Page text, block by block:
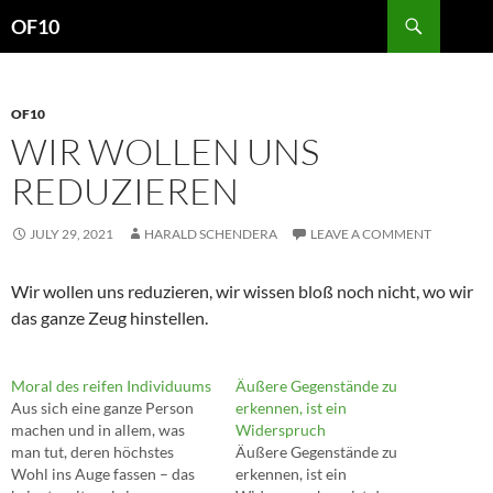
OF10
OF10
WIR WOLLEN UNS
REDUZIEREN
JULY 29, 2021 HARALD SCHENDERA LEAVE A COMMENT
Wir wollen uns reduzieren, wir wissen bloß noch nicht, wo wir
das ganze Zeug hinstellen.
Moral des reifen Individuums
Aus sich eine ganze Person
machen und in allem, was
man tut, deren höchstes
Wohl ins Auge fassen – das
Äußere Gegenstände zu
erkennen, ist ein
Widerspruch
Äußere Gegenstände zu
erkennen, ist ein